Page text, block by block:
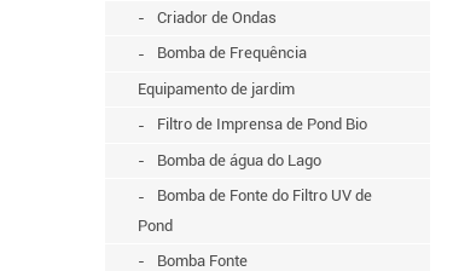
Criador de Ondas
Bomba de Frequência
Equipamento de jardim
Filtro de Imprensa de Pond Bio
Bomba de água do Lago
Bomba de Fonte do Filtro UV de
Pond
Bomba Fonte